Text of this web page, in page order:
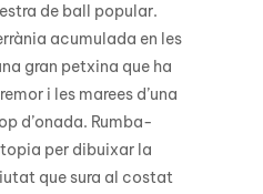
de ball popular.
acumulada en les
gran petxina que ha
i les marees d’una
d’onada. Rumba-
per dibuixar la
que sura al costat